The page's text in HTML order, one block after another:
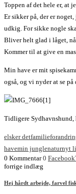
Toppen af det hele er, at
Er sikker på, der er
udkig. For sikke nogle
Bliver helt glad i låget,
Kommer til at give en
Min have er mit
også, og vi nyder at se
Tidligere Sydhavnshund,
elsker detfamilie
havemin junglenaturnyt
0 Kommentar 0 Facebook
forrige indlæg
Hej hårdt arbejde, farvel